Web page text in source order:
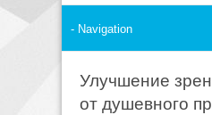
Улучшение
от душевного